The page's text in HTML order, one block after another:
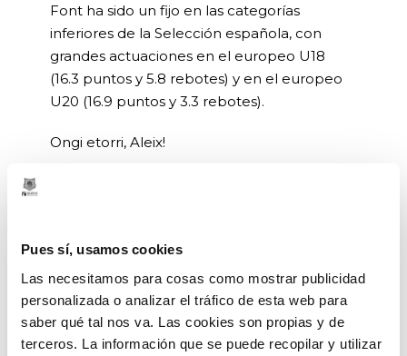
Pues sí, usamos cookies
Las necesitamos para cosas como mostrar publicidad
personalizada o analizar el tráfico de esta web para
saber qué tal nos va. Las cookies son propias y de
terceros. La información que se puede recopilar y utilizar
Font ha sido un fijo en las categorías
inferiores de la Selección española, con
grandes actuaciones en el europeo U18
(16.3 puntos y 5.8 rebotes) y en el europeo
U20 (16.9 puntos y 3.3 rebotes).
Ongi etorri, Aleix!
experiencia a pesar de su juventud. Destaca
juego sin balón y a su lanzamiento exterior
es capaz de producir puntos en pocos
minutos.